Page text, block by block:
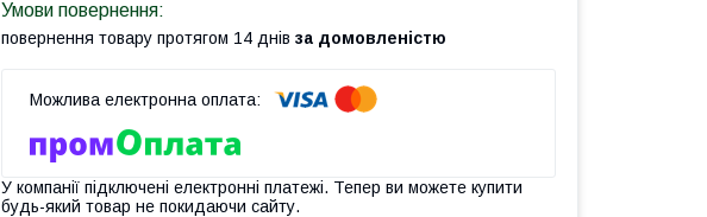
повернення товару протягом 14 днів за домовленістю
У компанії підключені електронні платежі. Тепер ви можете купити
будь-який товар не покидаючи сайту.